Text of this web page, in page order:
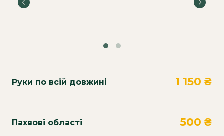
Руки по всій довжині 1 150 ₴
Пахвові області 500 ₴